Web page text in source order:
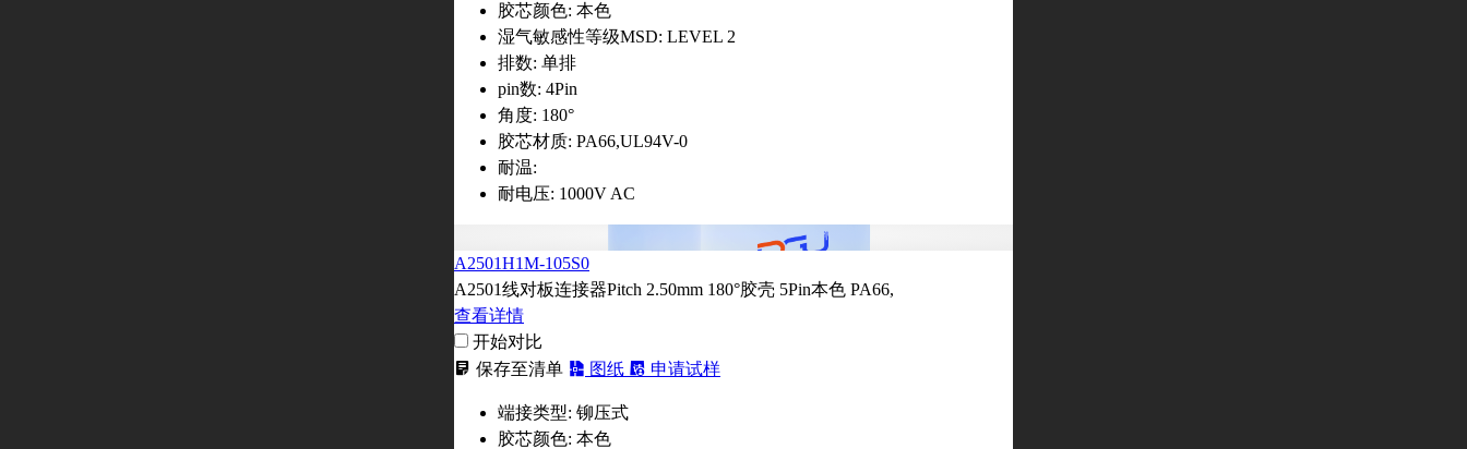
胶芯颜色: 本色
湿气敏感性等级MSD: LEVEL 2
排数: 单排
pin数: 4Pin
角度: 180°
胶芯材质: PA66,UL94V-0
耐温:
耐电压: 1000V AC
A2501H1M-105S0
A2501线对板连接器Pitch 2.50mm 180°胶壳 5Pin本色 PA66,
查看详情
开始对比
保存至清单
图纸 申请试样
端接类型: 铆压式
胶芯颜色: 本色